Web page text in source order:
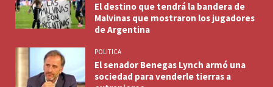
El destino que tendrá la bandera de
Malvinas que mostraron los jugadores
de Argentina
POLITICA
El senador Benegas Lynch armó una
sociedad para venderle tierras a